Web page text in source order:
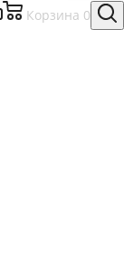
Корзина 0